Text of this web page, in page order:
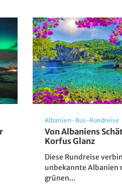
über Bozen
- stock.adobe.com
Albanien · Bus-Rundreise
Von Albaniens
Korfus Glanz
Diese Rundreise
unbekannte Albanien
grünen...